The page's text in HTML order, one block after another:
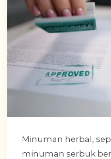
Minuman herbal,
minuman serbuk